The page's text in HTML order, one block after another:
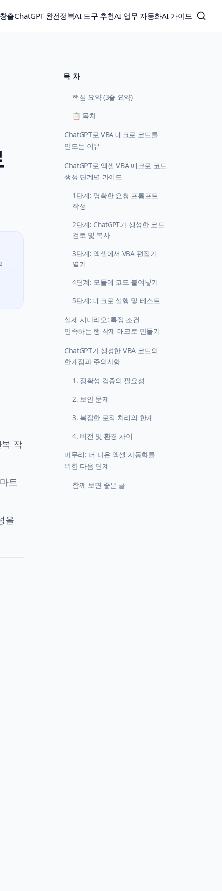
출ChatGPT 완전정복AI 도구 추천AI 업무 자동화AI 가이드
작
트
을
목 차
핵심 요약 (3줄 요약)
📋 목차
ChatGPT로 VBA 매크로 코드를
만드는 이유
ChatGPT로 엑셀 VBA 매크로 코드
생성 단계별 가이드
1단계: 명확한 요청 프롬프트
작성
2단계: ChatGPT가 생성한 코드
검토 및 복사
3단계: 엑셀에서 VBA 편집기
열기
4단계: 모듈에 코드 붙여넣기
5단계: 매크로 실행 및 테스트
실제 시나리오: 특정 조건
만족하는 행 삭제 매크로 만들기
ChatGPT가 생성한 VBA 코드의
한계점과 주의사항
1. 정확성 검증의 필요성
2. 보안 문제
3. 복잡한 로직 처리의 한계
4. 버전 및 환경 차이
마무리: 더 나은 엑셀 자동화를
위한 다음 단계
함께 보면 좋은 글